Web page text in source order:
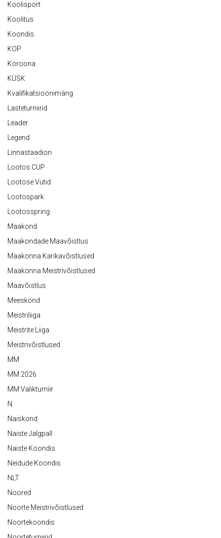
Koolisport
Koolitus
Koondis
KOP
Koroona
KÜSK
Kvalifikatsioonimäng
Lasteturniirid
Leader
Legend
Linnastaadion
Lootos CUP
Lootose Vutid
Lootospark
Lootosspring
Maakond
Maakondade Maavõistlus
Maakonna Karikavõistlused
Maakonna Meistrivõistlused
Maavõistlus
Meeskond
Meistriliiga
Meistrite Liiga
Meistrivõistlused
MM
MM 2026
MM Valikturniir
N
Naiskond
Naiste Jalgpall
Naiste Koondis
Neidude Koondis
NLT
Noored
Noorte Meistrivõistlused
Noortekoondis